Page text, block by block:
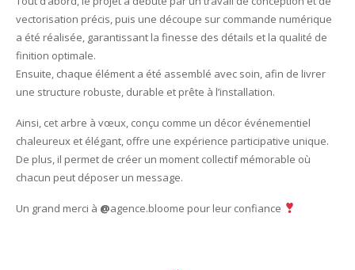
vectorisation précis, puis une découpe sur commande numérique
a été réalisée, garantissant la finesse des détails et la qualité de
finition optimale.
Ensuite, chaque élément a été assemblé avec soin, afin de livrer
une structure robuste, durable et prête à l’installation.
Ainsi, cet arbre à vœux, conçu comme un décor événementiel
chaleureux et élégant, offre une expérience participative unique.
De plus, il permet de créer un moment collectif mémorable où
chacun peut déposer un message.
Un grand merci à @agence.bloome pour leur confiance